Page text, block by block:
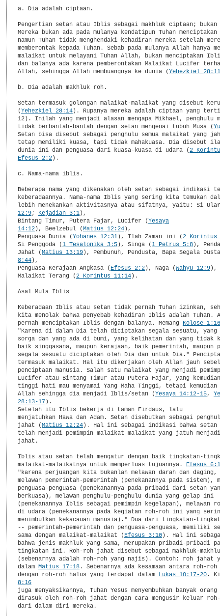
a. Dia adalah ciptaan.
Pengertian setan atau Iblis sebagai makhluk ciptaan;
Mereka bukan ada pada mulanya kendatipun Tuhan menciptakan
namun Tuhan tidak menghendaki kehadiran mereka setelah
memberontak kepada Tuhan. Sebab pada mulanya Allah hanya
malaikat untuk melayani Tuhan Allah, bukan menciptakan
dan balanya ada karena pemberontakan Malaikat Lucifer
Allah, sehingga Allah membuangnya ke dunia (Yehezkiel
b. Dia adalah makhluk roh.
Setan termasuk golongan malaikat-malaikat yang disebut
(Yehezkiel 28:14). Rupanya mereka adalah ciptaan yang
12). Inilah yang menjadi alasan mengapa Mikhael, penghulu
tidak berbantah-bantah dengan setan mengenai tubuh Musa (
Setan bisa disebut sebagai penghulu semua malaikat yang
tetap memiliki kuasa, tapi tidak mahakuasa. Dia disebut
dunia ini dan penguasa dari kuasa-kuasa di udara (2
Efesus 2:2).
c. Nama-nama iblis.
Beberapa nama yang dikenakan oleh setan sebagai indikasi
keberadaannya. Nama-nama Iblis yang sering kita temukan
lebih menekankan aktivitasnya atau sifatnya, yaitu: Si
12:9; Kejadian 3:1),
Bintang Timur, Putera Fajar, Lucifer (Yesaya
14:12), Beelzebul (Matius 12:24),
Penguasa Dunia (Yohanes 12:31), Ilah Zaman ini (2 Korintus
Si Penggoda (1 Tesalonika 3:5), Singa (1 Petrus 5:8),
Jahat (Matius 13:19), Pembunuh, Pendusta, Bapa Segala
8:44),
Penguasa Kerajaan Angkasa ( Efesus 2:2), Naga (Wahyu 12:9),
Malaikat Terang (2 Korintus 11:14).
Asal Mula Iblis
Keberadaan Iblis atau setan tidak pernah Tuhan izinkan,
kita menolak bahwa penyebab kehadiran Iblis adalah
pernah menciptakan Iblis dengan balanya. Memang Kolose 1:16
"Karena di dalam Dia telah diciptakan segala sesuatu, yang
sorga dan yang ada di bumi, yang kelihatan dan yang tidak
baik singgasana, maupun kerajaan, baik pemerintah, maupun
segala sesuatu diciptakan oleh Dia dan untuk Dia."
termasuk malaikat. Hal itu dikerjakan oleh Allah jauh
penciptaan manusia. Salah satu malaikat yang menjadi
Lucifer atau Bintang Timur atau Putera Fajar, yang
tinggi hati mau menyamai Yang Maha Tinggi, tetapi
Allah sehingga dia menjadi Iblis/setan (Yesaya 14:12-15,
28:13-17).
Setelah itu Iblis bekerja di taman Firdaus, lalu
menjatuhkan Hawa dan Adam. Setan disebutkan sebagai
jahat (Matius 12:24). Hal ini sebagai indikasi bahwa
telah menjadi pemimpin malaikat-malaikat yang jatuh
jahat.
Iblis atau setan telah mengatur dengan baik tingkatan-
malaikat-malaikatnya untuk memperluas tujuannya. Efesus
"karena perjuangan kita bukanlah melawan darah dan
melawan pemerintah-pemerintah (penekanannya pada sistem),
penguasa-penguasa (penekanannya pada pribadi dari setan
berkuasa), melawan penghulu-penghulu dunia yang gelap ini
(penekanannya Iblis sebagai pemimpin kegelapan), melawan
di udara (penekanannya pada kegiatan roh-roh ini yang
menimbulkan kekacauan manusia)." Dua dari tingkatan-
-- pemerintah-pemerintah dan penguasa-penguasa, memiliki
sama dengan malaikat-malaikat ( Efesus 3:10). Hal ini
bahwa jenis makhluk yang sama, merupakan pribadi-pribadi
tingkatan ini. Roh-roh jahat disebut sebagai makhluk-
(sebenarnya adalah roh-roh yang najis). Contoh: roh jahat
dalam Matius 17:18. Sebenarnya ada kesamaan antara roh-
dengan roh-roh halus yang terdapat dalam Lukas 10:17-20.
8:16
juga menyaksikannya, Tuhan Yesus menyembuhkan banyak orang
dirasuk oleh roh-roh jahat dengan cara mengusir keluar
dari dalam diri mereka.